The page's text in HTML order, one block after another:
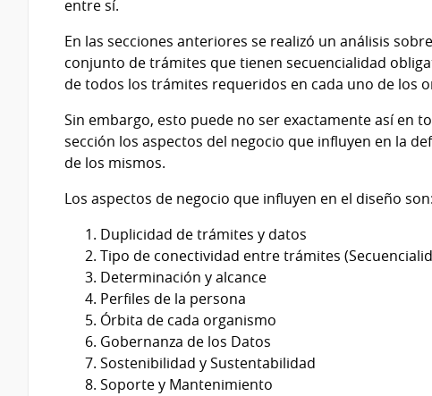
entre sí.
En las secciones anteriores se realizó un análisis
conjunto de trámites que tienen secuencialidad
de todos los trámites requeridos en cada uno de los
Sin embargo, esto puede no ser exactamente así en
sección los aspectos del negocio que influyen en la
de los mismos.
Los aspectos de negocio que influyen en el diseño son:
Duplicidad de trámites y datos
Tipo de conectividad entre trámites
Determinación y alcance
Perfiles de la persona
Órbita de cada organismo
Gobernanza de los Datos
Sostenibilidad y Sustentabilidad
Soporte y Mantenimiento